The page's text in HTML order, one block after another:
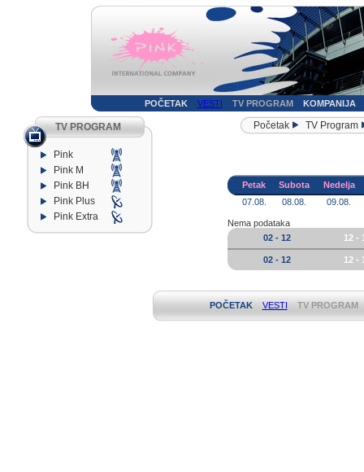
POČETAK VESTI TV PROGRAM KOMPANIJA
TV PROGRAM
Pink
Pink M
Pink BH
Pink Plus
Pink Extra
Početak TV Program
Petak Subota
Nedelja
07.08.
08.08. 09.08.
Nema podataka
02 - 12
12 -
02 - 12 12 -
POČETAK VESTI TV PROGRAM